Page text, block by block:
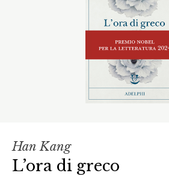
Han Kang
L’ora di greco